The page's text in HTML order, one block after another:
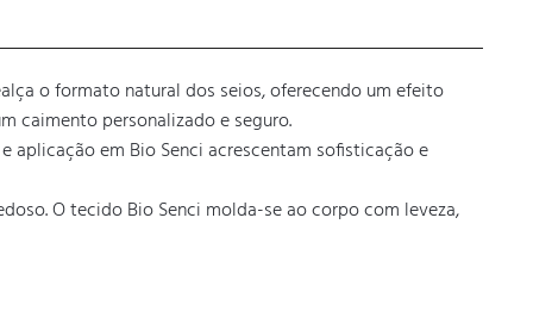
o formato natural dos seios, oferecendo um efeito
caimento personalizado e seguro.
aplicação em Bio Senci acrescentam sofisticação e
O tecido Bio Senci molda-se ao corpo com leveza,